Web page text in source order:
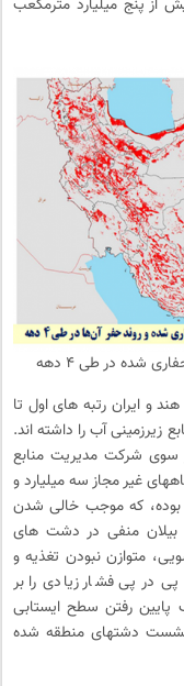
از پنج میلیارد مترمکعب
چین، هند و ایران رتبه های اول تا
زیرزمینی آب را داشته اند.
سوی شرکت مدیریت منابع
غیر مجاز سه میلیارد و
که موجب خالی شدن
بیلان منفی در دشت های
متوازن نبودن تغذیه و
در پی فشار زیادی را بر
رفتن سطح ایستابی
دشتهای منطقه شده